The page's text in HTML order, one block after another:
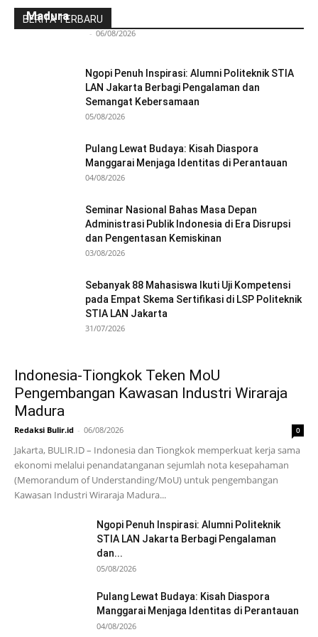
BERITA TERBARU
Madura
- 06/08/2026
Ngopi Penuh Inspirasi: Alumni Politeknik STIA
LAN Jakarta Berbagi Pengalaman dan
Semangat Kebersamaan
05/08/2026
Pulang Lewat Budaya: Kisah Diaspora
Manggarai Menjaga Identitas di Perantauan
04/08/2026
Seminar Nasional Bahas Masa Depan
Administrasi Publik Indonesia di Era Disrupsi
dan Pengentasan Kemiskinan
03/08/2026
Sebanyak 88 Mahasiswa Ikuti Uji Kompetensi
pada Empat Skema Sertifikasi di LSP Politeknik
STIA LAN Jakarta
31/07/2026
Indonesia-Tiongkok Teken MoU
Pengembangan Kawasan Industri Wiraraja
Madura
Redaksi Bulir.id - 06/08/2026 0
Jakarta, BULIR.ID – Indonesia dan Tiongkok memperkuat kerja sama
ekonomi melalui penandatanganan sejumlah nota kesepahaman
(Memorandum of Understanding/MoU) untuk pengembangan
Kawasan Industri Wiraraja Madura...
Ngopi Penuh Inspirasi: Alumni Politeknik
STIA LAN Jakarta Berbagi Pengalaman
dan...
05/08/2026
Pulang Lewat Budaya: Kisah Diaspora
Manggarai Menjaga Identitas di Perantauan
04/08/2026